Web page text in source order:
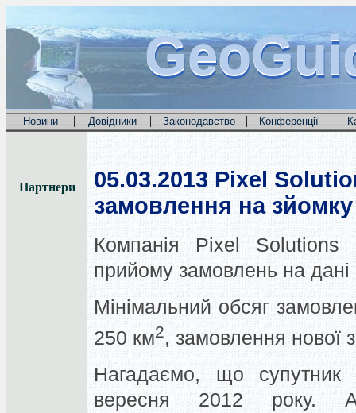
Новини | Довідники | Законодавство | Конференції |
Партнери 05.03.2013 Pixel
замовлення на зйомку
Компанія Pixel Solutions
прийому замовлень на дані
Мінімальний обсяг
250 км2, замовлення нової
Нагадаємо, що
вересня 2012 року.